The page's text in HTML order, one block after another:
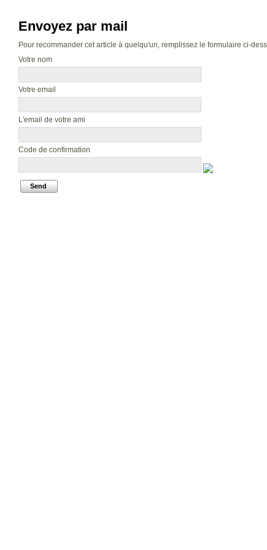
Envoyez par mail
Pour recommander cet article à quelqu'un, remplissez le formulaire ci-
Votre nom
Votre email
L'email de votre ami
Code de confirmation
Send